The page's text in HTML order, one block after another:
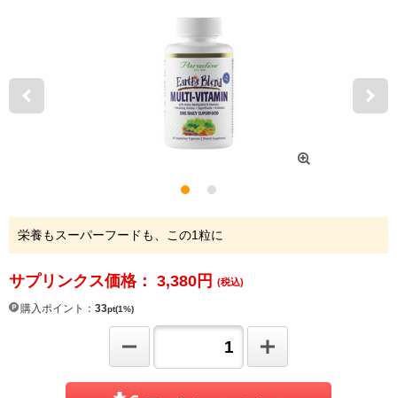
栄養もスーパーフードも、この1粒に
サプリンクス価格： 3,380 円 (税込)
購入ポイント： 33pt(1%)